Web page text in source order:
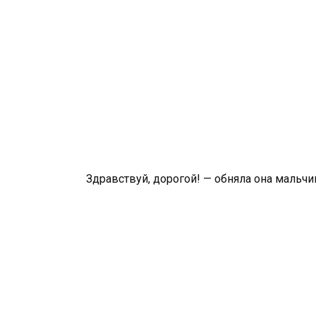
Здравствуй, дорогой! — обняла она